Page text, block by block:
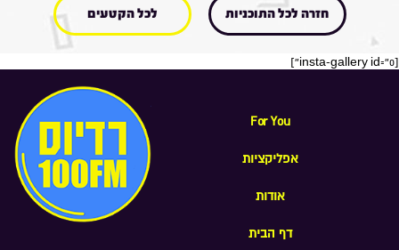
חזרה לכל התוכניות לכל הקטעים
[insta-gallery id="0"]
For You
אפליקציות
אודות
דף הבית